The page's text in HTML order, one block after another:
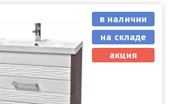
в наличии
на складе
акция